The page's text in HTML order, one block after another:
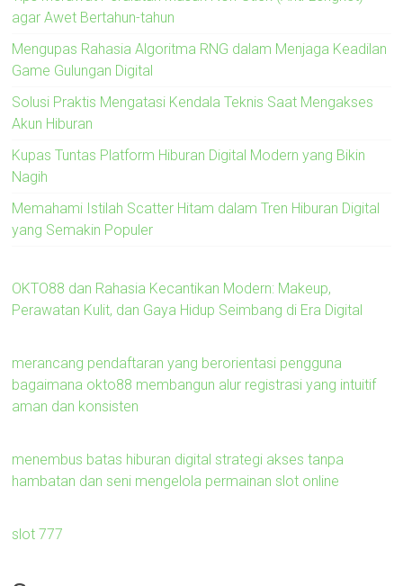
agar Awet Bertahun-tahun
Mengupas Rahasia Algoritma RNG dalam Menjaga Keadilan
Game Gulungan Digital
Solusi Praktis Mengatasi Kendala Teknis Saat Mengakses
Akun Hiburan
Kupas Tuntas Platform Hiburan Digital Modern yang Bikin
Nagih
Memahami Istilah Scatter Hitam dalam Tren Hiburan Digital
yang Semakin Populer
OKTO88 dan Rahasia Kecantikan Modern: Makeup,
Perawatan Kulit, dan Gaya Hidup Seimbang di Era Digital
merancang pendaftaran yang berorientasi pengguna
bagaimana okto88 membangun alur registrasi yang intuitif
aman dan konsisten
menembus batas hiburan digital strategi akses tanpa
hambatan dan seni mengelola permainan slot online
slot 777